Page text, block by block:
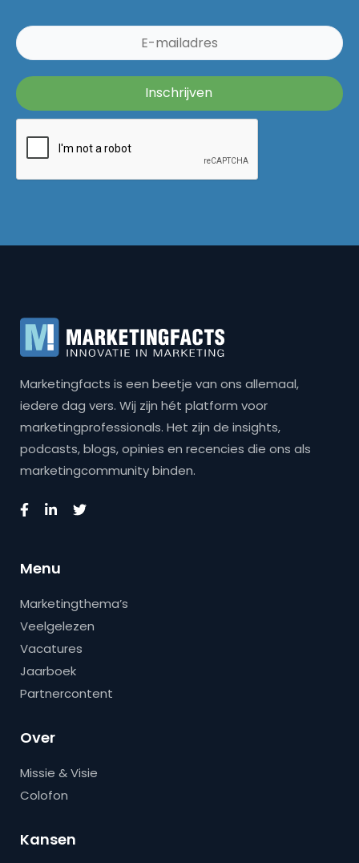
Marketingfacts is een beetje van ons allemaal,
iedere dag vers. Wij zijn hét platform voor
marketingprofessionals. Het zijn de insights,
podcasts, blogs, opinies en recencies die ons als
marketingcommunity binden.
Menu
Marketingthema’s
Veelgelezen
Vacatures
Jaarboek
Partnercontent
Over
Missie & Visie
Colofon
Kansen